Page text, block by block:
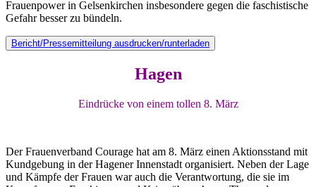
Frauenpower in Gelsenkirchen insbesondere gegen die faschistische
Gefahr besser zu bündeln.
Bericht/Pressemitteilung ausdrucken/runterladen
Hagen
Eindrücke von einem tollen 8. März
Der Frauenverband Courage hat am 8. März einen Aktionsstand mit
Kundgebung in der Hagener Innenstadt organisiert. Neben der Lage
und Kämpfe der Frauen war auch die Verantwortung, die sie im